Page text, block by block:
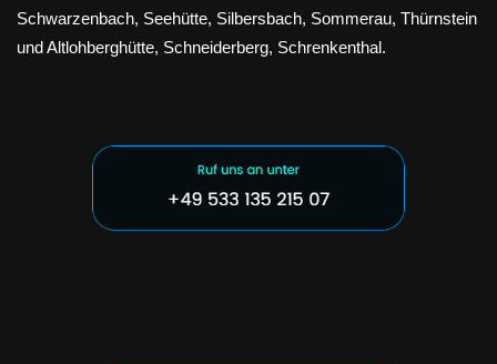
Schwarzenbach, Seehütte, Silbersbach, Sommerau, Thürnstein
und Altlohberghütte, Schneiderberg, Schrenkenthal.